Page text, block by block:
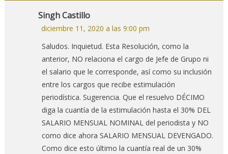
Singh Castillo
diciembre 11, 2020 a las 9:00 pm
Saludos. Inquietud. Esta Resolución, como la
anterior, NO relaciona el cargo de Jefe de Grupo ni
el salario que le corresponde, así como su inclusión
entre los cargos que recibe estimulación
periodística. Sugerencia. Que el resuelvo DÉCIMO
diga la cuantía de la estimulación hasta el 30% DEL
SALARIO MENSUAL NOMINAL del periodista y NO
como dice ahora SALARIO MENSUAL DEVENGADO.
Como dice esto último la cuantía real de un 30%